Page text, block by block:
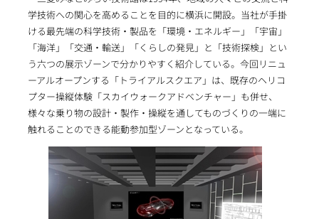
学技術への関心を高めることを目的に横浜に開設。当社が手掛
ける最先端の科学技術・製品を「環境・エネルギー」「宇宙」
「海洋」「交通・輸送」「くらしの発見」と「技術探検」とい
う六つの展示ゾーンで分かりやすく紹介している。今回リニュ
ーアルオープンする「トライアルスクエア」は、既存のヘリコ
プター操縦体験「スカイウォークアドベンチャー」も併せ、
様々な乗り物の設計・製作・操縦を通してものづくりの一端に
触れることのできる能動参加型ゾーンとなっている。